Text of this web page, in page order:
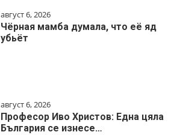
август 6, 2026
Чёрная мамба думала, что её яд
убьёт
август 6, 2026
Професор Иво Христов: Една цяла
България се изнесе…